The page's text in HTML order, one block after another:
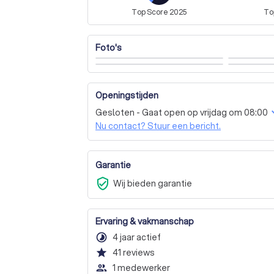
Bent u geïnteresseerd in onze diensten?
Volledig elektrische warmtepomp (geen
TopScore 2025
Foto's
Openingstijden
Gesloten - Gaat open op vrijdag om 08:00
Nu contact? Stuur een bericht.
Garantie
verified_user Wij bieden garantie
Ervaring & vakmanschap
timelapse 4 jaar actief
star 41 reviews
people_outline 1 medewerker